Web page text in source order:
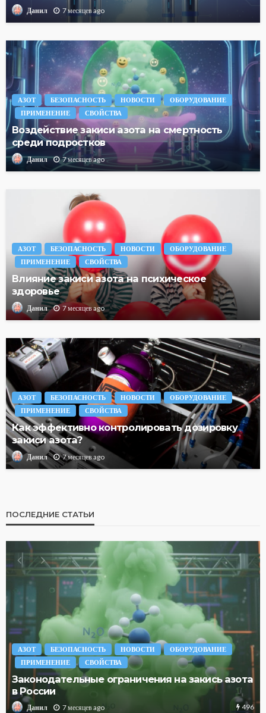
Данил 7 месяцев ago
АЗОТ БЕЗОПАСНОСТЬ НОВОСТИ
ОБОРУДОВАНИЕ
ПРИМЕНЕНИЕ
СВОЙСТВА
Воздействие закиси азота на смертность
среди подростков
Данил 7 месяцев ago
АЗОТ БЕЗОПАСНОСТЬ НОВОСТИ
ОБОРУДОВАНИЕ
ПРИМЕНЕНИЕ
СВОЙСТВА
Влияние закиси азота на психическое
здоровье
Данил 7 месяцев ago
АЗОТ БЕЗОПАСНОСТЬ НОВОСТИ
ОБОРУДОВАНИЕ
ПРИМЕНЕНИЕ
СВОЙСТВА
Как эффективно контролировать дозировку
закиси азота?
Данил 7 месяцев ago
ПОСЛЕДНИЕ СТАТЬИ
АЗОТ БЕЗОПАСНОСТЬ НОВОСТИ
ОБОРУДОВАНИЕ
ПРИМЕНЕНИЕ
СВОЙСТВА
Законодательные ограничения на закись азота
в России
Данил 7 месяцев ago 496